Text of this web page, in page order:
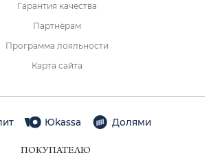
Гарантия качества
Партнёрам
Программа лояльности
Карта сайта
Юkassa Долями
ПОКУПАТЕЛЮ